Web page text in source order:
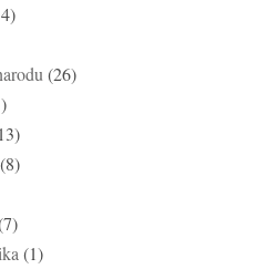
(26)
(8)
(1)